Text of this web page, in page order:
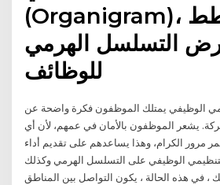
(Organigram)، وهو مخطط
التسلسل الهرمي
الوظيفي يمتلك الموظفون فكرة واضحة عن
يشعر الموظفون بالأمان في عمهم، لأن أي
مرور الكرام، وهذا يساعدهم على تقديم أداء
الوظيفي على التسلسل الهرمي وكذلك
، في هذه الحالة ، يكون التواصل بين المناطق